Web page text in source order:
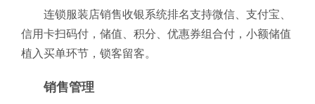
连锁服装店销售收银系统排名支持微信、支付宝、
信用卡扫码付，储值、积分、优惠券组合付，小额储值
植入买单环节，锁客留客。
销售管理